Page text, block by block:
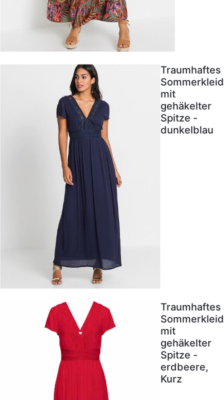
Traumhaftes
Sommerkleid
mit
gehäkelter
Spitze -
dunkelblau
Traumhaftes
Sommerkleid
mit
gehäkelter
Spitze -
erdbeere,
Kurz